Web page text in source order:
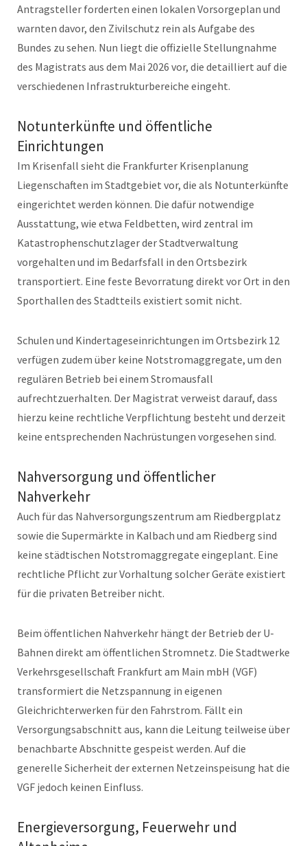
Antragsteller forderten einen lokalen Vorsorgeplan und
warnten davor, den Zivilschutz rein als Aufgabe des
Bundes zu sehen. Nun liegt die offizielle Stellungnahme
des Magistrats aus dem Mai 2026 vor, die detailliert auf die
verschiedenen Infrastrukturbereiche eingeht.
Notunterkünfte und öffentliche
Einrichtungen
Im Krisenfall sieht die Frankfurter Krisenplanung
Liegenschaften im Stadtgebiet vor, die als Notunterkünfte
eingerichtet werden können. Die dafür notwendige
Ausstattung, wie etwa Feldbetten, wird zentral im
Katastrophenschutzlager der Stadtverwaltung
vorgehalten und im Bedarfsfall in den Ortsbezirk
transportiert. Eine feste Bevorratung direkt vor Ort in den
Sporthallen des Stadtteils existiert somit nicht.
Schulen und Kindertageseinrichtungen im Ortsbezirk 12
verfügen zudem über keine Notstromaggregate, um den
regulären Betrieb bei einem Stromausfall
aufrechtzuerhalten. Der Magistrat verweist darauf, dass
hierzu keine rechtliche Verpflichtung besteht und derzeit
keine entsprechenden Nachrüstungen vorgesehen sind.
Nahversorgung und öffentlicher
Nahverkehr
Auch für das Nahversorgungszentrum am Riedbergplatz
sowie die Supermärkte in Kalbach und am Riedberg sind
keine städtischen Notstromaggregate eingeplant. Eine
rechtliche Pflicht zur Vorhaltung solcher Geräte existiert
für die privaten Betreiber nicht.
Beim öffentlichen Nahverkehr hängt der Betrieb der U-
Bahnen direkt am öffentlichen Stromnetz. Die Stadtwerke
Verkehrsgesellschaft Frankfurt am Main mbH (VGF)
transformiert die Netzspannung in eigenen
Gleichrichterwerken für den Fahrstrom. Fällt ein
Versorgungsabschnitt aus, kann die Leitung teilweise über
benachbarte Abschnitte gespeist werden. Auf die
generelle Sicherheit der externen Netzeinspeisung hat die
VGF jedoch keinen Einfluss.
Energieversorgung, Feuerwehr und